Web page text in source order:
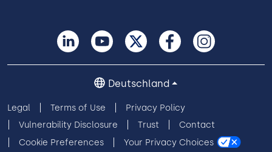
Legal Terms of Use
Privacy Policy
Vulnerability Disclosure
Trust
Contact
Cookie Preferences
Your Privacy Choices
Deutschland